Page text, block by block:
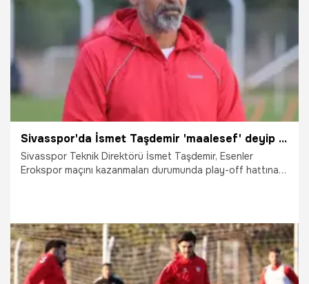
Sivas
Sivasspor'da İsmet Taşdemir 'maalesef' deyip itiraf etti: Üzüntümü ben bilirim
Sivasspor Teknik Direktörü İsmet Taşdemir, Esenler
Erokspor maçını kazanmaları durumunda play-off hattına
2.04.2026 Sivas